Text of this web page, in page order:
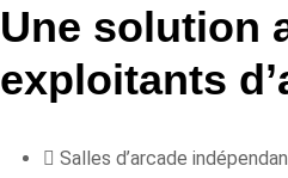
Une solution
exploitants
Salles d’arcade